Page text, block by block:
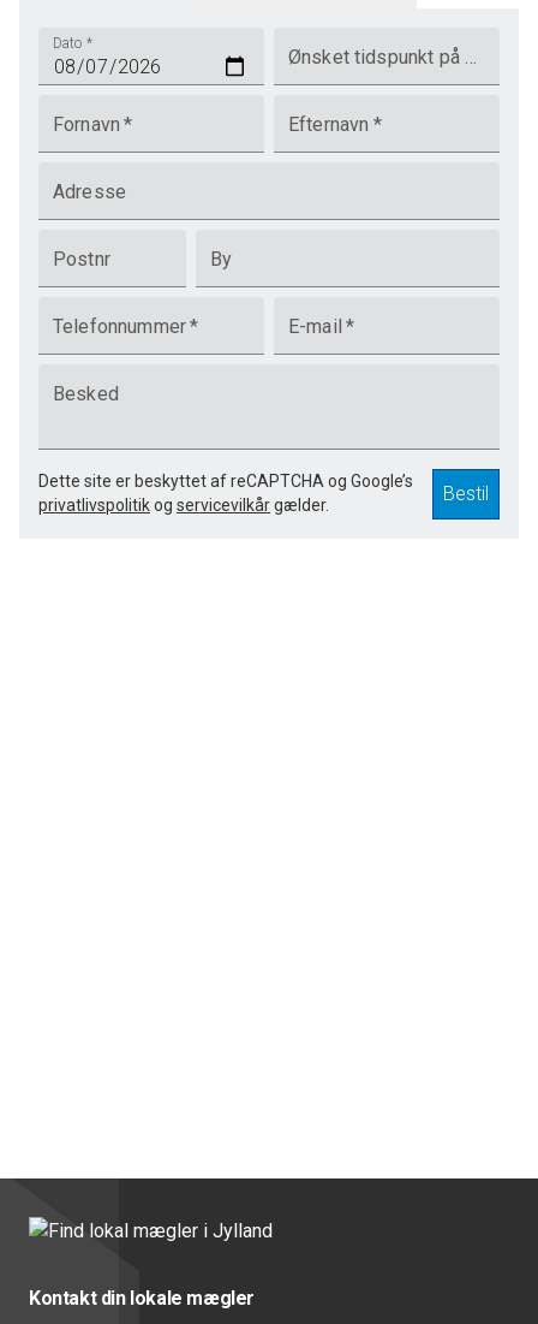
Dato *
Ønsket tidspunkt på dagen
Fornavn * Efternavn *
Adresse
Postnr By
Telefonnummer* E-mail *
Besked
Dette site er beskyttet af reCAPTCHA og Google’s
privatlivspolitikog servicevilkårgælder. Bestil
Kontakt din lokale mægler